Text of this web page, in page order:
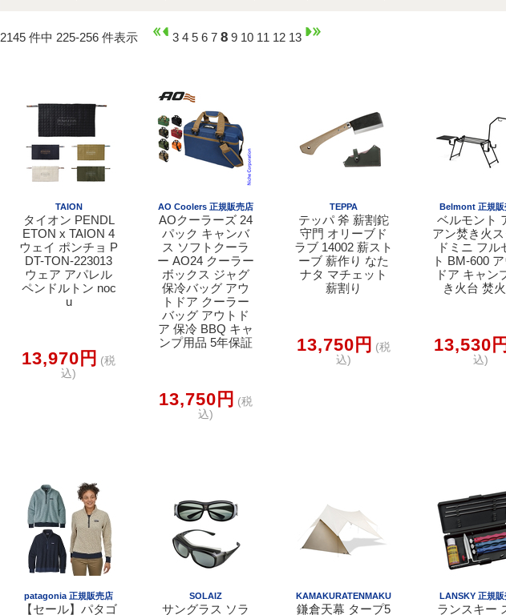
2145 件中 225-256 件表示 3 4 5 6 7 8 9 10 11 12 13
TAION
タイオン PENDL
ETON x TAION 4
ウェイ ポンチョ P
DT-TON-223013
ウェア アパレル
ペンドルトン noc
u
13,970円 (税
込)
AO Coolers 正規販売店
AOクーラーズ 24
パック キャンバ
ス ソフトクーラ
ー AO24 クーラー
ボックス ジャグ
保冷バッグ アウ
トドア クーラー
バッグ アウトド
ア 保冷 BBQ キャ
ンプ用品 5年保証
13,750円 (税
込)
TEPPA
テッパ 斧 薪割鉈
守門 オリーブド
ラブ 14002 薪スト
ーブ 薪作り なた
ナタ マチェット
薪割り
13,750円 (税
込)
Belmont 正規販
ベルモント
アン焚き火
ドミニ フル
ト BM-600
ドア キャン
き火台 焚
13,530円
込)
patagonia 正規販売店
【セール】パタゴ
SOLAIZ
サングラス ソラ
KAMAKURATENMAKU
鎌倉天幕 タープ5
LANSKY 正規販
ランスキー